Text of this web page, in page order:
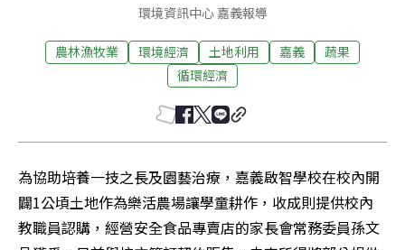
環境資訊中心 嘉義報導
農林漁牧業 環境經濟 土地利用 嘉義
蔬果
循環經濟
為協助培養一技之長及園藝治療，嘉義啟智學校在校內開
闢1公頃土地作為樂活農場讓學童耕作，收成則提供校內
教職員認購，經營安全食品專賣店的家長會常務委員孫文